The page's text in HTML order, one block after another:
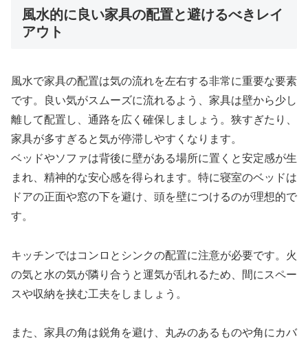
風水的に良い家具の配置と避けるべきレイ
アウト
風水で家具の配置は気の流れを左右する非常に重要な要素
です。良い気がスムーズに流れるよう、家具は壁から少し
離して配置し、通路を広く確保しましょう。狭すぎたり、
家具が多すぎると気が停滞しやすくなります。
ベッドやソファは背後に壁がある場所に置くと安定感が生
まれ、精神的な安心感を得られます。特に寝室のベッドは
ドアの正面や窓の下を避け、頭を壁につけるのが理想的で
す。
キッチンではコンロとシンクの配置に注意が必要です。火
の気と水の気が隣り合うと運気が乱れるため、間にスペー
スや収納を挟む工夫をしましょう。
また、家具の角は鋭角を避け、丸みのあるものや角にカバ